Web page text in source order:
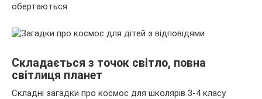
обертаються.
Складається з точок світло, повна
світлиця планет
Складні загадки про космос для школярів 3-4 класу